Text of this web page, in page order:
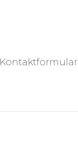
Kontaktformular